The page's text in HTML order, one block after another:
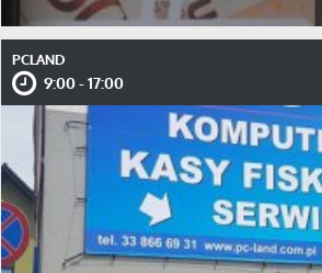
PCLAND
9:00 - 17:00